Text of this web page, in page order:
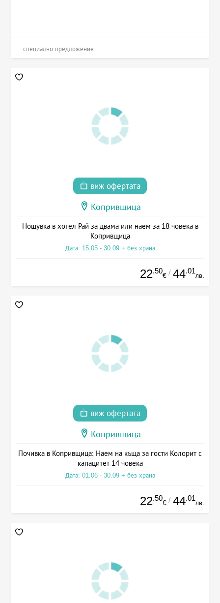
специално предложение
виж офертата
Копривщица
Нощувка в хотел Рай за двама или наем за 18 човека в
Копривщица
Дата: 15.05 - 30.09 + без храна
22.50
€ / 44.01
лв.
виж офертата
Копривщица
Почивка в Копривщица: Наем на къща за гости Колорит с
капацитет 14 човека
Дата: 01.06 - 30.09 + без храна
22.50
€ / 44.01
лв.